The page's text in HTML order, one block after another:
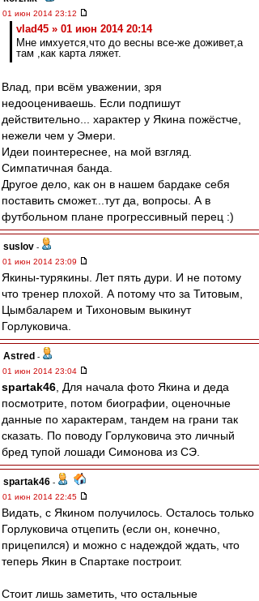
01 июн 2014 23:12
vlad45 » 01 июн 2014 20:14
Мне имхуется,что до весны все-же доживет,а
там ,как карта ляжет.
Влад, при всём уважении, зря
недооцениваешь. Если подпишут
действительно... характер у Якина пожёстче,
нежели чем у Эмери.
Идеи поинтереснее, на мой взгляд.
Симпатичная банда.
Другое дело, как он в нашем бардаке себя
поставить сможет...тут да, вопросы. А в
футбольном плане прогрессивный перец :)
suslov -
01 июн 2014 23:09
Якины-турякины. Лет пять дури. И не потому
что тренер плохой. А потому что за Титовым,
Цымбаларем и Тихоновым выкинут
Горлуковича.
Astred -
01 июн 2014 23:04
spartak46 , Для начала фото Якина и деда
посмотрите, потом биографии, оценочные
данные по характерам, тандем на грани так
сказать. По поводу Горлуковича это личный
бред тупой лошади Симонова из СЭ.
spartak46 -
01 июн 2014 22:45
Видать, с Якином получилось. Осталось только
Горлуковича отцепить (если он, конечно,
прицепился) и можно с надеждой ждать, что
теперь Якин в Спартаке построит.
Стоит лишь заметить, что остальные